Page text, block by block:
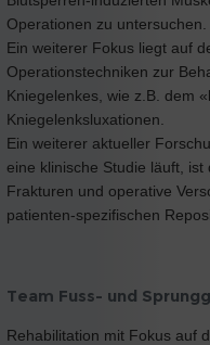
Operationen zu untersuchen.
Ein weiterer Fokus liegt auf
Operationstechniken zur
Kniegelenkes, wie z.B. dem
Kniegelenksluxationen.
Ein weiterer aktueller
eine klinische Studie läuft,
Frakturen und operative
patienten-spezifischen
Team Fuss- und
Rehabilitation mit Fokus auf